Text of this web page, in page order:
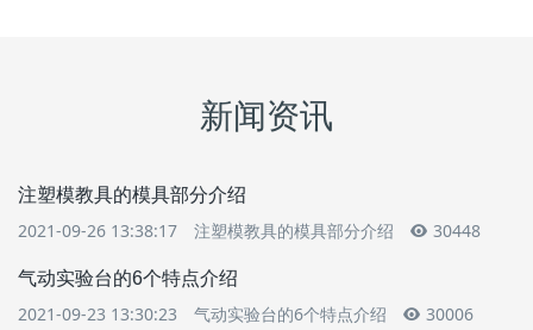
新闻资讯
注塑模教具的模具部分介绍
2021-09-26 13:38:17 注塑模教具的模具部分介绍 30448
气动实验台的6个特点介绍
2021-09-23 13:30:23 气动实验台的6个特点介绍 30006